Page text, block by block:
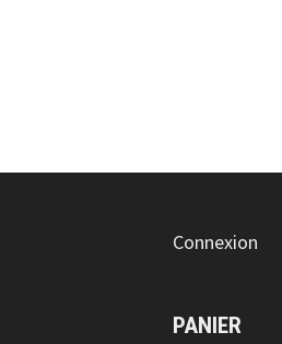
Connexion
PANIER